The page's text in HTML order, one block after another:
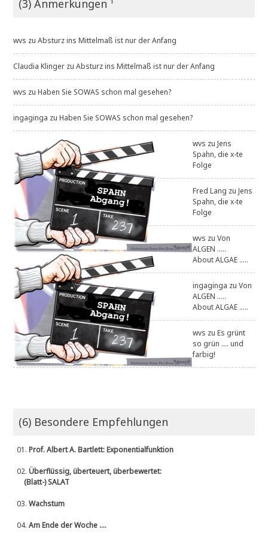
(3) Anmerkungen ¹
wvs zuAbsturz ins Mittelmaß ist nur der Anfang
Claudia Klinger zuAbsturz ins Mittelmaß ist nur der Anfang
wvs zuHaben Sie SOWAS schon mal gesehen?
ingaginga zuHaben Sie SOWAS schon mal gesehen?
wvs zuJens
Spahn, die x-te
Folge
Fred Lang zuJens
Spahn, die x-te
Folge
wvs zuVon
ALGEN .....
About ALGAE .....
ingaginga zuVon
ALGEN .....
About ALGAE .....
wvs zuEs grünt
so grün .... und
farbig!
(6) Besondere Empfehlungen
01.Prof. Albert A. Bartlett: Exponentialfunktion
02.Überflüssig, überteuert, überbewertet:
(Blatt-) SALAT
03.Wachstum
04.Am Ende der Woche ....